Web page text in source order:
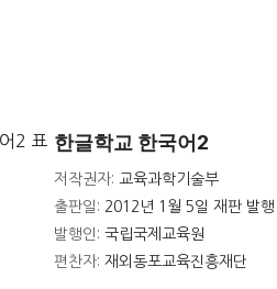
한글학교 한국어2
저작권자: 교육과학기술부
출판일: 2012년 1월 5일 재판 발행
발행인: 국립국제교육원
편찬자: 재외동포교육진흥재단